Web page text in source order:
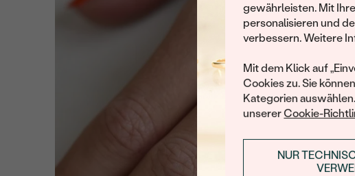
gewährleisten. Mit
personalisieren und
verbessern. Weitere
Mit dem Klick auf
Cookies zu. Sie
Kategorien
unsererCookie-
NUR